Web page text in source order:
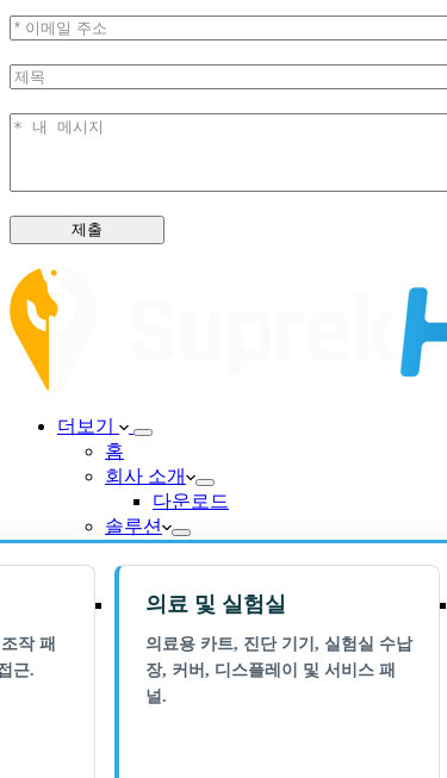
제출
더보기
홈
회사 소개
다운로드
솔루션
작 패
근.
의료 및 실험실
의료용 카트, 진단 기기, 실험실 수납
장, 커버, 디스플레이 및 서비스 패
널.